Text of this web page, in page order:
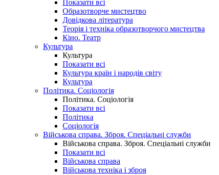
Показати всі
Образотворче мистецтво
Довідкова література
Теорія і техніка образотворчого мистецтва
Кіно. Театр
Культура
Культура
Показати всі
Культура країн і народів світу
Культура
Політика. Соціологія
Політика. Соціологія
Показати всі
Політика
Соціологія
Військова справа. Зброя. Спеціальні служби
Військова справа. Зброя. Спеціальні служби
Показати всі
Військова справа
Військова техніка і зброя